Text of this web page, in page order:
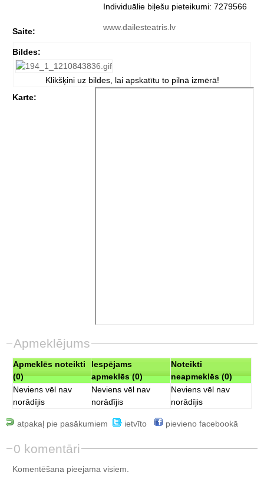
Individuālie biļešu pieteikumi: 7279566
Saite: www.dailesteatris.lv
Bildes:
Klikšķini uz bildes, lai apskatītu to pilnā izmērā!
Karte:
Apmeklējums
Apmeklēs noteikti
(0)
Iespējams
apmeklēs (0)
Noteikti
neapmeklēs (0)
Neviens vēl nav
norādījis
Neviens vēl nav
norādījis
Neviens vēl nav
norādījis
atpakaļ pie pasākumiem ietvīto pievieno facebookā
0 komentāri
Komentēšana pieejama visiem.